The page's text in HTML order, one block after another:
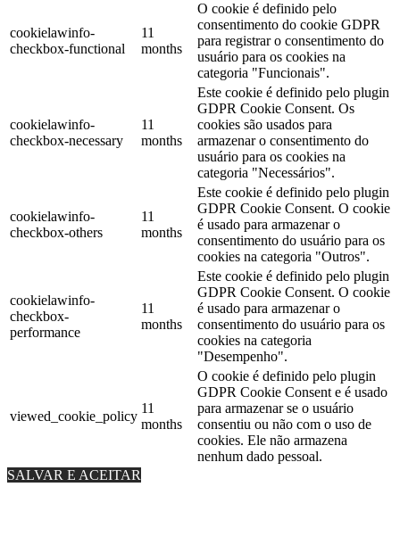
cookielawinfo-
checkbox-functional
11
months
O cookie é definido pelo
consentimento do cookie GDPR
para registrar o consentimento do
usuário para os cookies na
categoria "Funcionais".
cookielawinfo-
checkbox-necessary
11
months
Este cookie é definido pelo plugin
GDPR Cookie Consent. Os
cookies são usados ​​para
armazenar o consentimento do
usuário para os cookies na
categoria "Necessários".
cookielawinfo-
checkbox-others
11
months
Este cookie é definido pelo plugin
GDPR Cookie Consent. O cookie
é usado para armazenar o
consentimento do usuário para os
cookies na categoria "Outros".
cookielawinfo-
checkbox-
performance
11
months
Este cookie é definido pelo plugin
GDPR Cookie Consent. O cookie
é usado para armazenar o
consentimento do usuário para os
cookies na categoria
"Desempenho".
viewed_cookie_policy
11
months
O cookie é definido pelo plugin
GDPR Cookie Consent e é usado
para armazenar se o usuário
consentiu ou não com o uso de
cookies. Ele não armazena
nenhum dado pessoal.
SALVAR E ACEITAR